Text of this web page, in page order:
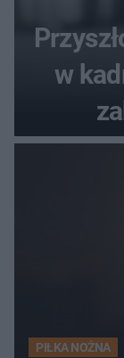
w
PIŁKA NOŻNA